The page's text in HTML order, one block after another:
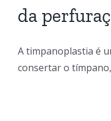
da
A timpanoplastia é
consertar o